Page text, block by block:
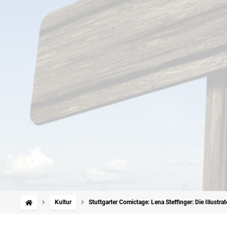
Kultur Stuttgarter Comictage: Lena Steffinger: Die